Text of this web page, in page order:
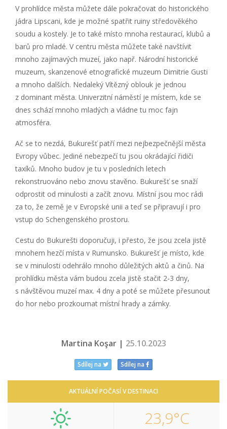
V prohlídce města můžete dále pokračovat do historického
jádra Lipscani, kde je možné spatřit ruiny středověkého
soudu a kostely. Je to také místo mnoha restaurací, klubů a
barů pro mladé. V centru města můžete také navštívit
mnoho zajímavých muzeí, jako např. Národní historické
muzeum, skanzenové etnografické muzeum Dimitrie Gusti
a mnoho dalších. Nedaleký Vítězný oblouk je jednou
z dominant města. Univerzitní náměstí je místem, kde se
dnes schází mnoho mladých a vládne tu moc fajn
atmosféra.
Ač se to nezdá, Bukurešť patří mezi nejbezpečnější města
Evropy vůbec. Jediné nebezpečí tu jsou okrádající řidiči
taxíků. Mnoho budov je tu v posledních letech
rekonstruováno nebo znovu stavěno. Bukurešť se snaží
odprostit od minulosti a začít znovu. Místní jsou moc rádi
za to, že země je v Evropské unii a teď se připravují i pro
vstup do Schengenského prostoru.
Cestu do Bukurešti doporučuji, i přesto, že jsou zcela jistě
mnohem hezčí místa v Rumunsko. Bukurešť je místo, kde
se v minulosti odehrálo mnoho důležitých aktů a činů. Na
prohlídku města vám budou zcela jistě stačit 2-3 dny,
s návštěvou muzeí max. 4 dny a poté se můžete přesunout
do hor nebo prozkoumat místní hrady a zámky.
Martina Koşar | 25.10.2023
Sdílej na Sdílej na
AKTUÁLNÍ POČASÍ V DESTINACI
23,9°C